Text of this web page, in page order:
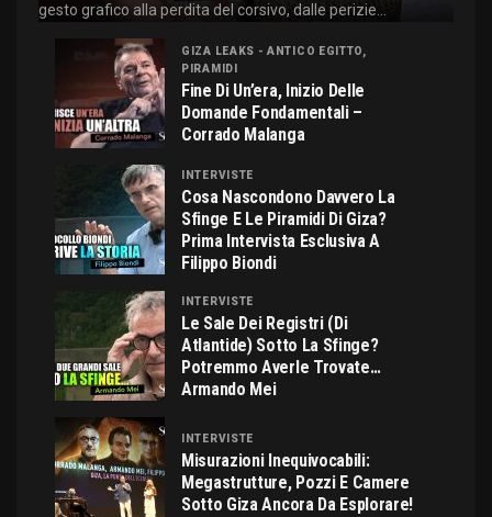
gesto grafico alla perdita del corsivo, dalle perizie...
GIZA LEAKS - ANTICO EGITTO,
PIRAMIDI
Fine Di Un’era, Inizio Delle
Domande Fondamentali –
Corrado Malanga
INTERVISTE
Cosa Nascondono Davvero La
Sfinge E Le Piramidi Di Giza?
Prima Intervista Esclusiva A
Filippo Biondi
INTERVISTE
Le Sale Dei Registri (di
Atlantide) Sotto La Sfinge?
Potremmo Averle Trovate…
Armando Mei
INTERVISTE
Misurazioni Inequivocabili:
Megastrutture, Pozzi E Camere
Sotto Giza Ancora Da Esplorare!